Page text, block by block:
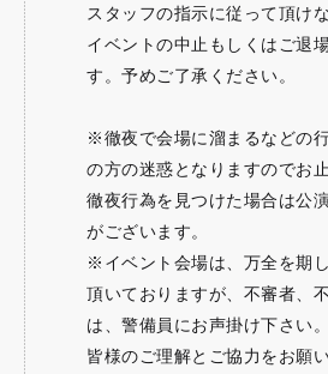
スタッフの指示に従って頂け
イベントの中止もしくはご退
す。予めご了承ください。
※徹夜で会場に溜まるなどの
の方の迷惑となりますのでお
徹夜行為を見つけた場合は公
がございます。
※イベント会場は、万全を期
頂いておりますが、不審者、
は、警備員にお声掛け下さい。
皆様のご理解とご協力をお願